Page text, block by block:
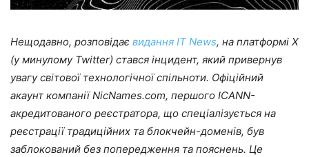
Нещодавно, розповідає видання IT News, на платформі X
(у минулому Twitter) стався інцидент, який привернув
увагу світової технологічної спільноти. Офіційний
акаунт компанії NicNames.com, першого ICANN-
акредитованого реєстратора, що спеціалізується на
реєстрації традиційних та блокчейн-доменів, був
заблокований без попередження та пояснень. Це